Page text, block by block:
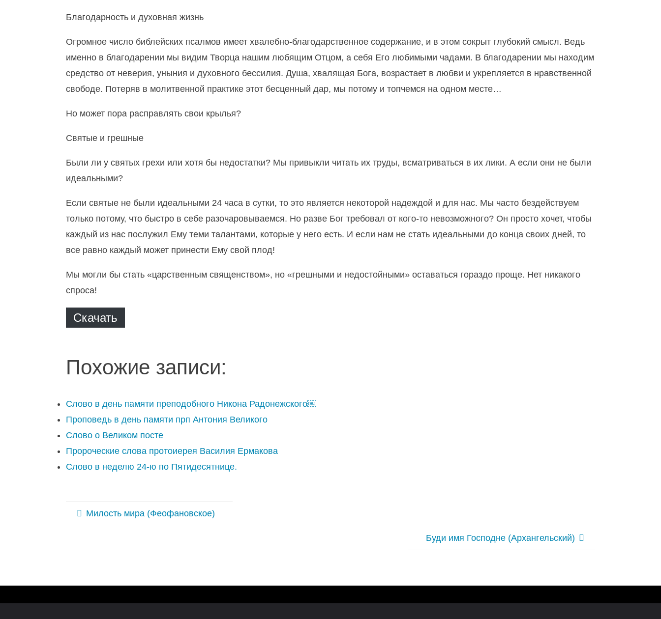
Благодарность и духовная жизнь
Огромное число библейских псалмов имеет хвалебно-благодарственное содержание, и в этом сокрыт глубокий смысл. Ведь
именно в благодарении мы видим Творца нашим любящим Отцом, а себя Его любимыми чадами. В благодарении мы находим
средство от неверия, уныния и духовного бессилия. Душа, хвалящая Бога, возрастает в любви и укрепляется в нравственной
свободе. Потеряв в молитвенной практике этот бесценный дар, мы потому и топчемся на одном месте…
Но может пора расправлять свои крылья?
Святые и грешные
Были ли у святых грехи или хотя бы недостатки? Мы привыкли читать их труды, всматриваться в их лики. А если они не были
идеальными?
Если святые не были идеальными 24 часа в сутки, то это является некоторой надеждой и для нас. Мы часто бездействуем
только потому, что быстро в себе разочаровываемся. Но разве Бог требовал от кого-то невозможного? Он просто хочет, чтобы
каждый из нас послужил Ему теми талантами, которые у него есть. И если нам не стать идеальными до конца своих дней, то
все равно каждый может принести Ему свой плод!
Мы могли бы стать «царственным священством», но «грешными и недостойными» оставаться гораздо проще. Нет никакого
спроса!
Скачать
Похожие записи:
Слово в день памяти преподобного Никона Радонежского￼
Проповедь в день памяти прп Антония Великого
Слово о Великом посте
Пророческие слова протоиерея Василия Ермакова
Слово в неделю 24-ю по Пятидесятнице.
Милость мира (Феофановское)
Буди имя Господне (Архангельский)